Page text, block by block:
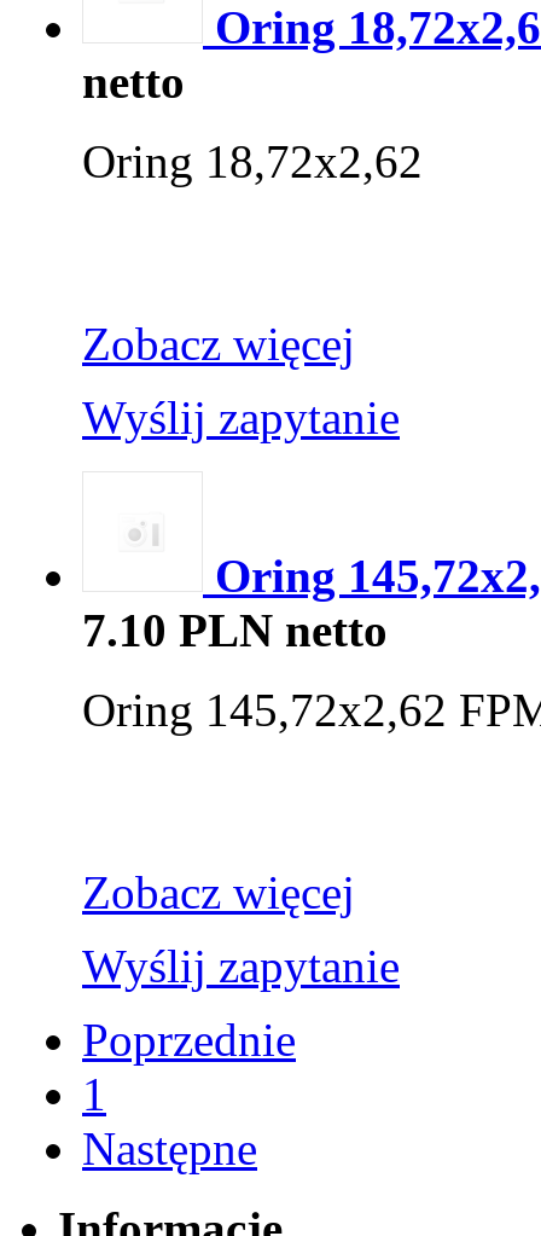
Oring
netto
Oring 18,72x2,62
Zobacz więcej
Wyślij zapytanie
Oring
7.10 PLN netto
Oring 145,72x2,62
Zobacz więcej
Wyślij zapytanie
Poprzednie
1
Następne